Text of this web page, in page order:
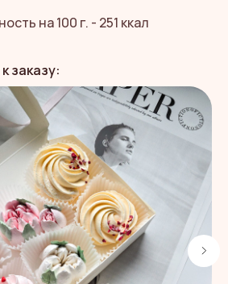
на 100 г. - 251 ккал
заказу: